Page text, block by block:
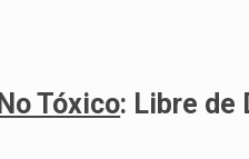
No Tóxico: Libre de